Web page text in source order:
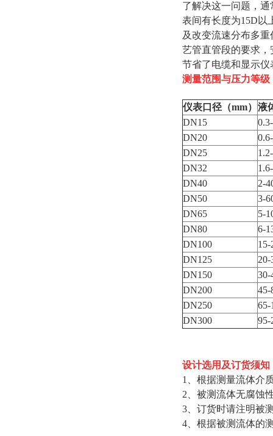
了解决这一问题，
表间有长度为15D以
及改变流速分布多
艺管直管段的要求
节省了电缆和显示
测量范围与压力等级
仪表口径（mm） 液
DN15
DN20
DN25
DN32
DN40
2-
DN50
3-
DN65
5-
DN80
6-
DN100
15-
DN125
20-
DN150
30-
DN200
45-
DN250
65-
DN300
95-
设计选用及订货须知
1、根据测量流体介
2、被测流体无腐蚀
3、订货时请注明被
4、根据被测流体的